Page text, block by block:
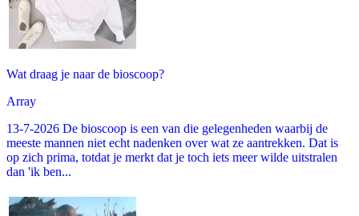
Wat draag je naar de bioscoop?
Array
13-7-2026 De bioscoop is een van die gelegenheden waarbij de
meeste mannen niet echt nadenken over wat ze aantrekken. Dat is
op zich prima, totdat je merkt dat je toch iets meer wilde uitstralen
dan 'ik ben...